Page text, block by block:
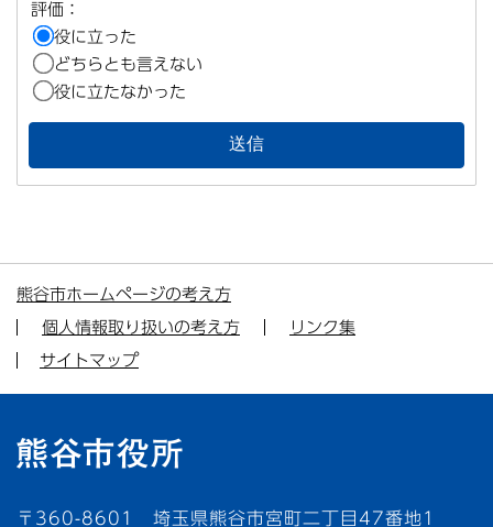
評価：
役に立った
どちらとも言えない
役に立たなかった
熊谷市ホームページの考え方
個人情報取り扱いの考え方
リンク集
サイトマップ
〒360-8601 埼玉県熊谷市宮町二丁目47番地1